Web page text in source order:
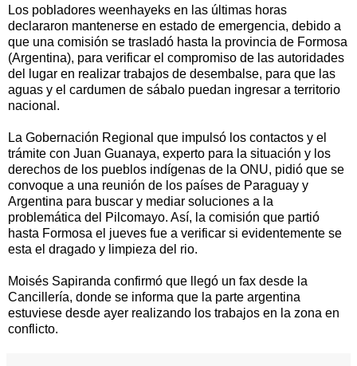
Los pobladores weenhayeks en las últimas horas
declararon mantenerse en estado de emergencia, debido a
que una comisión se trasladó hasta la provincia de Formosa
(Argentina), para verificar el compromiso de las autoridades
del lugar en realizar trabajos de desembalse, para que las
aguas y el cardumen de sábalo puedan ingresar a territorio
nacional.
La Gobernación Regional que impulsó los contactos y el
trámite con Juan Guanaya, experto para la situación y los
derechos de los pueblos indígenas de la ONU, pidió que se
convoque a una reunión de los países de Paraguay y
Argentina para buscar y mediar soluciones a la
problemática del Pilcomayo. Así, la comisión que partió
hasta Formosa el jueves fue a verificar si evidentemente se
esta el dragado y limpieza del rio.
Moisés Sapiranda confirmó que llegó un fax desde la
Cancillería, donde se informa que la parte argentina
estuviese desde ayer realizando los trabajos en la zona en
conflicto.